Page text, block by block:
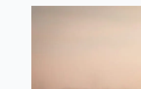
Linkedin
Facebook
Threads
Bluesky
email